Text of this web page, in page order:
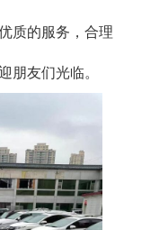
质的服务，合理
朋友们光临。